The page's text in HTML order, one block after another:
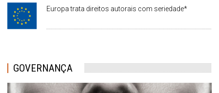
Europa trata direitos autorais com seriedade*
GOVERNANÇA